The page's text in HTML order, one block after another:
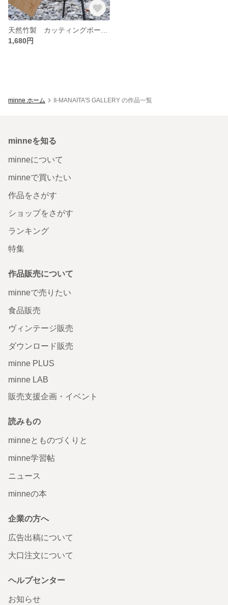
1,680円
minne ホーム II-MANAITA'S GALLERY の作品一覧
minneを知る
minneについて
minneで買いたい
作品をさがす
ショップをさがす
ランキング
特集
作品販売について
minneで売りたい
食品販売
ヴィンテージ販売
ダウンロード販売
minne PLUS
minne LAB
販売支援企画・イベント
読みもの
minneとものづくりと
minne学習帖
ニュース
minneの本
企業の方へ
広告出稿について
大口注文について
ヘルプセンター
お知らせ